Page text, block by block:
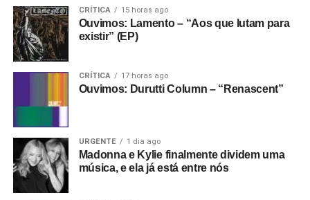
CRÍTICA 15 horas ago
Ouvimos: Lamento – “Aos que lutam para
existir” (EP)
CRÍTICA 17 horas ago
Ouvimos: Durutti Column – “Renascent”
URGENTE 1 dia ago
Madonna e Kylie finalmente dividem uma
música, e ela já está entre nós